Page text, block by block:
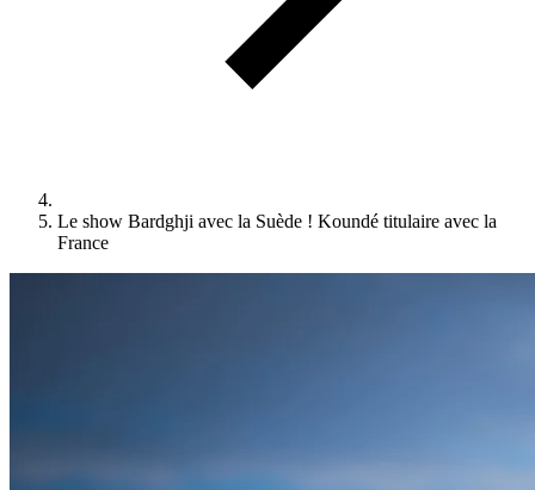
Le show Bardghji avec la Suède ! Koundé titulaire avec la
France